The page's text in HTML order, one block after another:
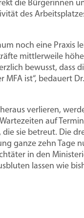
für die
Arztpraxis
für
& Vorlagen
Mitglieder
Wirtschaftlich
die Bürgerinnen
des
noch eine Praxis
mittlerweile
bewusst, dass
ist“, bedauert
verlieren,
auf
sie betreut. Die
ganze zehn Tage
in den
lassen wie